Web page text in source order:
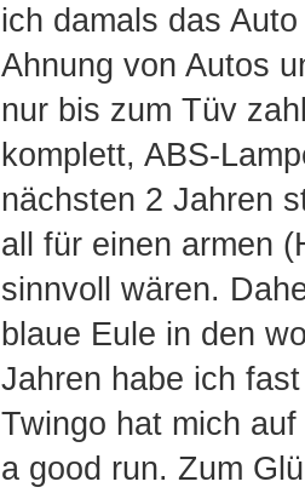
ich damals das
Ahnung von Autos
nur bis zum Tüv
komplett, ABS-
nächsten 2 Jahren
all für einen armen
sinnvoll wären.
blaue Eule in den
Jahren habe ich
Twingo hat mich
a good run. Zum